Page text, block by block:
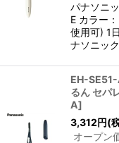
パナソニ
E カラー
使用可) 1
ナソニッ
EH-
るん セパ
A]
3,312円(
オープン